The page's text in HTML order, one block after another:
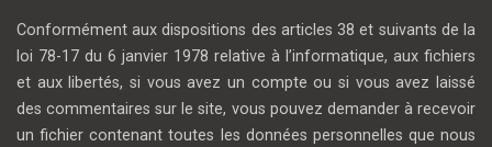
Conformément aux dispositions des articles 38 et suivants de la
loi 78-17 du 6 janvier 1978 relative à l’informatique, aux fichiers
et aux libertés, si vous avez un compte ou si vous avez laissé
des commentaires sur le site, vous pouvez demander à recevoir
un fichier contenant toutes les données personnelles que nous